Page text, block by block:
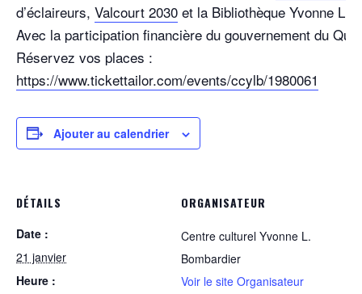
d’éclaireurs, Valcourt 2030 et la Bibliothèque Yvonne L.
Avec la participation financière du gouvernement du
Réservez vos places :
https://www.tickettailor.com/events/ccylb/1980061
Ajouter au calendrier
DÉTAILS
Date :
21 janvier
Heure :
ORGANISATEUR
Centre culturel Yvonne L.
Bombardier
Voir le site Organisateur